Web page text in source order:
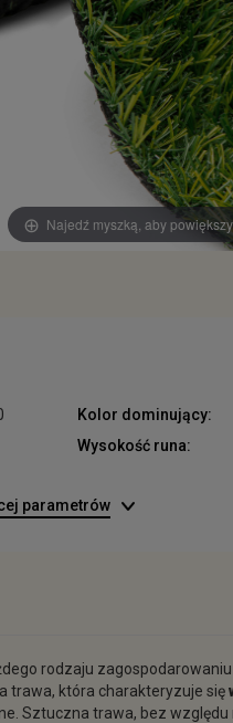
Najedź myszką, aby
Kolor dominujący:
Wysokość runa:
parametrów
rodzaju
trawa, która charakteryzuje się
Sztuczna trawa, bez